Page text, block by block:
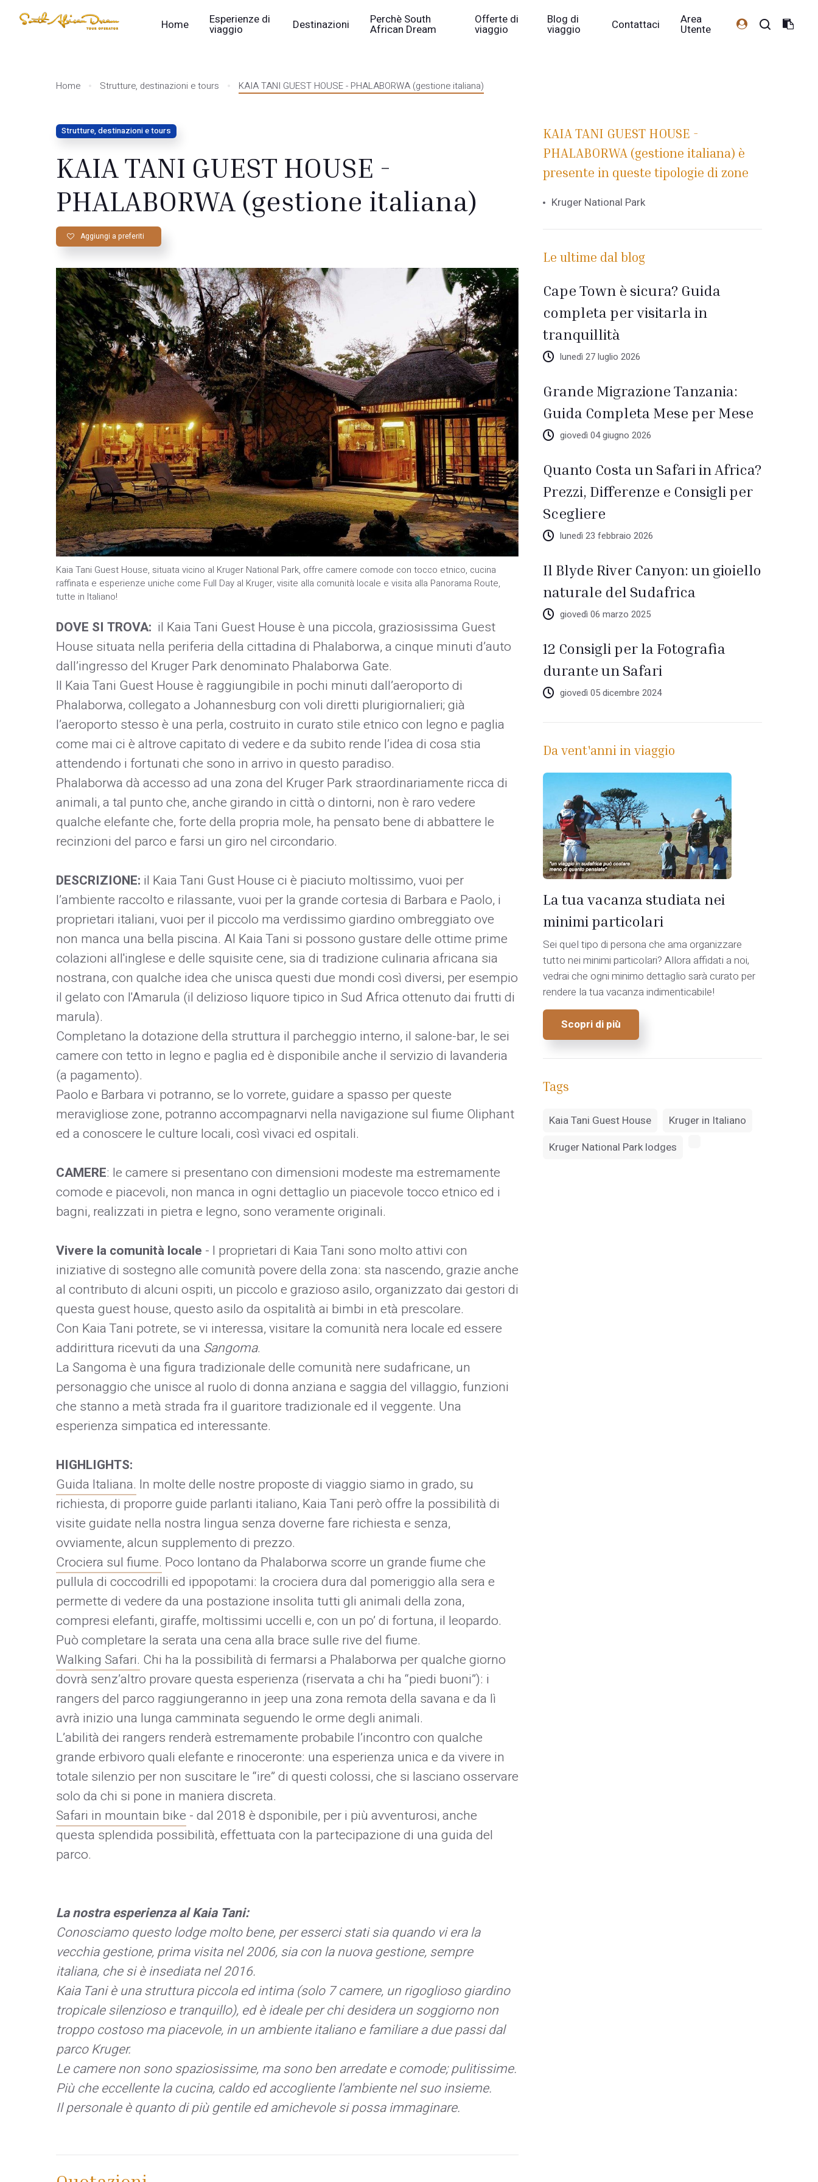
Home Esperienze di
viaggio Destinazioni Perchè South
African Dream
Offerte di
viaggio
Blog di
viaggio Contattaci Area
Utente
Home Strutture, destinazioni e tours KAIA TANI GUEST HOUSE - PHALABORWA (gestione italiana)
Strutture, destinazioni e tours
KAIA TANI GUEST HOUSE -
PHALABORWA (gestione italiana)
Aggiungi a preferiti
Kaia Tani Guest House, situata vicino al Kruger National Park, offre camere comode con tocco etnico, cucina
raffinata e esperienze uniche come Full Day al Kruger, visite alla comunità locale e visita alla Panorama Route,
tutte in Italiano!
DOVE SI TROVA: il Kaia Tani Guest House è una piccola, graziosissima Guest
House situata nella periferia della cittadina di Phalaborwa, a cinque minuti d’auto
dall’ingresso del Kruger Park denominato Phalaborwa Gate.
Il Kaia Tani Guest House è raggiungibile in pochi minuti dall’aeroporto di
Phalaborwa, collegato a Johannesburg con voli diretti plurigiornalieri; già
l’aeroporto stesso è una perla, costruito in curato stile etnico con legno e paglia
come mai ci è altrove capitato di vedere e da subito rende l’idea di cosa stia
attendendo i fortunati che sono in arrivo in questo paradiso.
Phalaborwa dà accesso ad una zona del Kruger Park straordinariamente ricca di
animali, a tal punto che, anche girando in città o dintorni, non è raro vedere
qualche elefante che, forte della propria mole, ha pensato bene di abbattere le
recinzioni del parco e farsi un giro nel circondario.
DESCRIZIONE: il Kaia Tani Gust House ci è piaciuto moltissimo, vuoi per
l’ambiente raccolto e rilassante, vuoi per la grande cortesia di Barbara e Paolo, i
proprietari italiani, vuoi per il piccolo ma verdissimo giardino ombreggiato ove
non manca una bella piscina. Al Kaia Tani si possono gustare delle ottime prime
colazioni all'inglese e delle squisite cene, sia di tradizione culinaria africana sia
nostrana, con qualche idea che unisca questi due mondi così diversi, per esempio
il gelato con l'Amarula (il delizioso liquore tipico in Sud Africa ottenuto dai frutti di
marula).
Completano la dotazione della struttura il parcheggio interno, il salone-bar, le sei
camere con tetto in legno e paglia ed è disponibile anche il servizio di lavanderia
(a pagamento).
Paolo e Barbara vi potranno, se lo vorrete, guidare a spasso per queste
meravigliose zone, potranno accompagnarvi nella navigazione sul fiume Oliphant
ed a conoscere le culture locali, così vivaci ed ospitali.
CAMERE: le camere si presentano con dimensioni modeste ma estremamente
comode e piacevoli, non manca in ogni dettaglio un piacevole tocco etnico ed i
bagni, realizzati in pietra e legno, sono veramente originali.
Vivere la comunità locale - I proprietari di Kaia Tani sono molto attivi con
iniziative di sostegno alle comunità povere della zona: sta nascendo, grazie anche
al contributo di alcuni ospiti, un piccolo e grazioso asilo, organizzato dai gestori di
questa guest house, questo asilo da ospitalità ai bimbi in età prescolare.
Con Kaia Tani potrete, se vi interessa, visitare la comunità nera locale ed essere
addirittura ricevuti da una Sangoma.
La Sangoma è una figura tradizionale delle comunità nere sudafricane, un
personaggio che unisce al ruolo di donna anziana e saggia del villaggio, funzioni
che stanno a metà strada fra il guaritore tradizionale ed il veggente. Una
esperienza simpatica ed interessante.
HIGHLIGHTS:
Guida Italiana. In molte delle nostre proposte di viaggio siamo in grado, su
richiesta, di proporre guide parlanti italiano, Kaia Tani però offre la possibilità di
visite guidate nella nostra lingua senza doverne fare richiesta e senza,
ovviamente, alcun supplemento di prezzo.
Crociera sul fiume. Poco lontano da Phalaborwa scorre un grande fiume che
pullula di coccodrilli ed ippopotami: la crociera dura dal pomeriggio alla sera e
permette di vedere da una postazione insolita tutti gli animali della zona,
compresi elefanti, giraffe, moltissimi uccelli e, con un po’ di fortuna, il leopardo.
Può completare la serata una cena alla brace sulle rive del fiume.
Walking Safari. Chi ha la possibilità di fermarsi a Phalaborwa per qualche giorno
dovrà senz’altro provare questa esperienza (riservata a chi ha “piedi buoni”): i
rangers del parco raggiungeranno in jeep una zona remota della savana e da lì
avrà inizio una lunga camminata seguendo le orme degli animali.
L’abilità dei rangers renderà estremamente probabile l’incontro con qualche
grande erbivoro quali elefante e rinoceronte: una esperienza unica e da vivere in
totale silenzio per non suscitare le “ire” di questi colossi, che si lasciano osservare
solo da chi si pone in maniera discreta.
Safari in mountain bike - dal 2018 è dsponibile, per i più avventurosi, anche
questa splendida possibilità, effettuata con la partecipazione di una guida del
parco.
La nostra esperienza al Kaia Tani:
Conosciamo questo lodge molto bene, per esserci stati sia quando vi era la
vecchia gestione, prima visita nel 2006, sia con la nuova gestione, sempre
italiana, che si è insediata nel 2016.
Kaia Tani è una struttura piccola ed intima (solo 7 camere, un rigoglioso giardino
tropicale silenzioso e tranquillo), ed è ideale per chi desidera un soggiorno non
troppo costoso ma piacevole, in un ambiente italiano e familiare a due passi dal
parco Kruger.
Le camere non sono spaziosissime, ma sono ben arredate e comode; pulitissime.
Più che eccellente la cucina, caldo ed accogliente l'ambiente nel suo insieme.
Il personale è quanto di più gentile ed amichevole si possa immaginare.
KAIA TANI GUEST HOUSE -
PHALABORWA (gestione italiana) è
presente in queste tipologie di zone
Kruger National Park
Le ultime dal blog
Cape Town è sicura? Guida
completa per visitarla in
tranquillità
lunedì 27 luglio 2026
Grande Migrazione Tanzania:
Guida Completa Mese per Mese
giovedì 04 giugno 2026
Quanto Costa un Safari in Africa?
Prezzi, Differenze e Consigli per
Scegliere
lunedì 23 febbraio 2026
Il Blyde River Canyon: un gioiello
naturale del Sudafrica
giovedì 06 marzo 2025
12 Consigli per la Fotografia
durante un Safari
giovedì 05 dicembre 2024
Da vent'anni in viaggio
La tua vacanza studiata nei
minimi particolari
Sei quel tipo di persona che ama organizzare
tutto nei minimi particolari? Allora affidati a noi,
vedrai che ogni minimo dettaglio sarà curato per
rendere la tua vacanza indimenticabile!
Scopri di più
Tags
Kaia Tani Guest House
Kruger in Italiano
Kruger National Park lodges